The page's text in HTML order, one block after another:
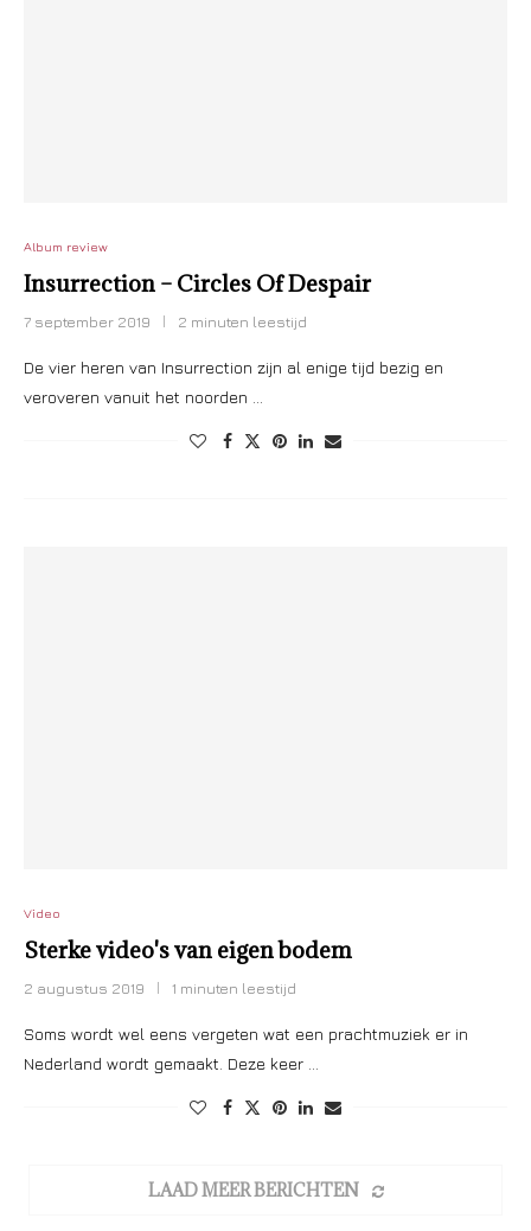
Album review
Insurrection – Circles Of Despair
7 september 2019 2 minuten leestijd
De vier heren van Insurrection zijn al enige tijd bezig en
veroveren vanuit het noorden …
Video
Sterke video's van eigen bodem
2 augustus 2019 1 minuten leestijd
Soms wordt wel eens vergeten wat een prachtmuziek er in
Nederland wordt gemaakt. Deze keer …
LAAD MEER BERICHTEN